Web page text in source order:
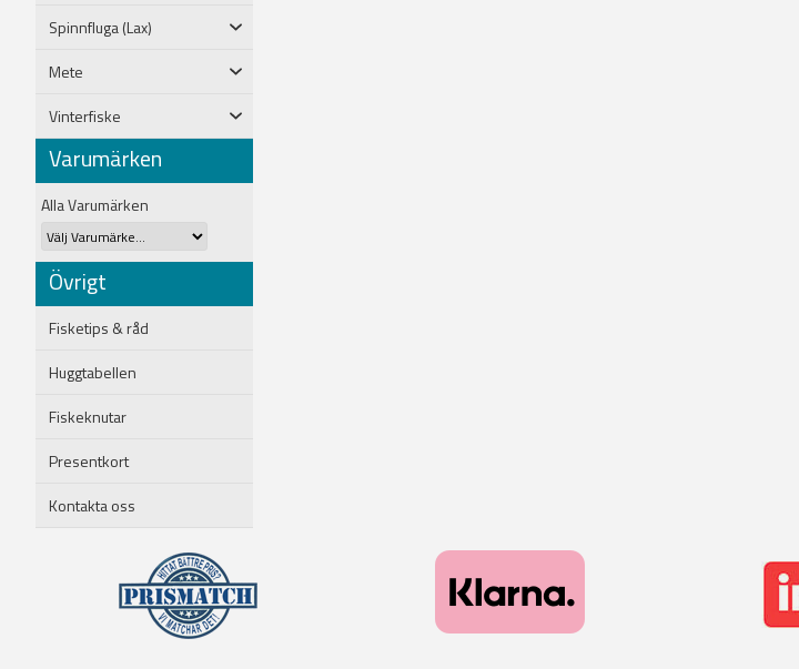
Spinnfluga (Lax)
Mete
Vinterfiske
Varumärken
Alla Varumärken
Övrigt
Fisketips & råd
Huggtabellen
Fiskeknutar
Presentkort
Kontakta oss